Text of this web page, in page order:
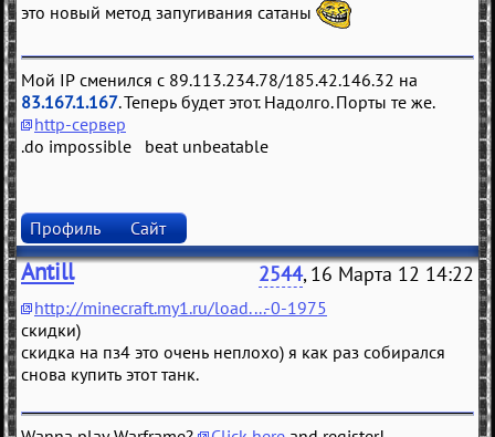
это новый метод запугивания сатаны
Мой IP сменился с 89.113.234.78/185.42.146.32 на
83.167.1.167. Теперь будет этот. Надолго. Порты те же.
http-сервер
.do impossible beat unbeatable
Профиль Сайт
Antill 2544, 16 Марта 12 14:22
http://minecraft.my1.ru/load....-0-1975
скидки)
скидка на пз4 это очень неплохо) я как раз собирался
снова купить этот танк.